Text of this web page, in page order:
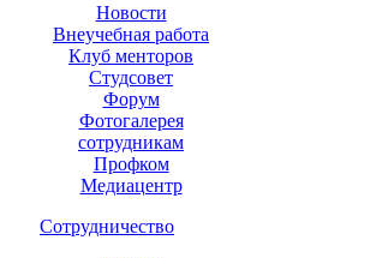
Новости
Внеучебная работа
Клуб менторов
Студсовет
Форум
Фотогалерея
сотрудникам
Профком
Медиацентр
Сотрудничество